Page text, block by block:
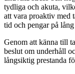
tydliga och akuta,
att vara proaktiv med
tid och pengar på
Genom att känna till
beslut om underhåll
långsiktig prestanda